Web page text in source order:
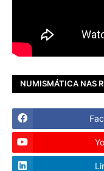
NUMISMÁTICA NAS